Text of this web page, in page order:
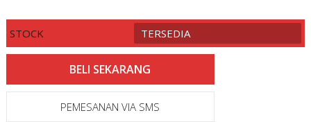
STOCK TERSEDIA
PEMESANAN VIA SMS